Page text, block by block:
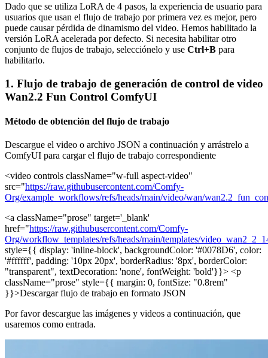
Dado que se utiliza LoRA de 4 pasos, la experiencia de usuario para
usuarios que usan el flujo de trabajo por primera vez es mejor, pero
puede causar pérdida de dinamismo del video. Hemos habilitado la
versión LoRA acelerada por defecto. Si necesita habilitar otro
conjunto de flujos de trabajo, selecciónelo y use Ctrl+B para
habilitarlo.
1. Flujo de trabajo de generación de control de video
Wan2.2 Fun Control ComfyUI
Método de obtención del flujo de trabajo
Descargue el video o archivo JSON a continuación y arrástrelo a
ComfyUI para cargar el flujo de trabajo correspondiente
<video controls className="w-full aspect-video"
src="https://raw.githubusercontent.com/Comfy-
Org/example_workflows/refs/heads/main/video/wan/
<a className="prose" target='_blank'
href="https://raw.githubusercontent.com/Comfy-
Org/workflow_templates/refs/heads/main/templates/
style={{ display: 'inline-block', backgroundColor: '#0078D6', color:
'#ffffff', padding: '10px 20px', borderRadius: '8px', borderColor:
"transparent", textDecoration: 'none', fontWeight: 'bold'}}> <p
className="prose" style={{ margin: 0, fontSize: "0.8rem"
}}>Descargar flujo de trabajo en formato JSON
Por favor descargue las imágenes y videos a continuación, que
usaremos como entrada.